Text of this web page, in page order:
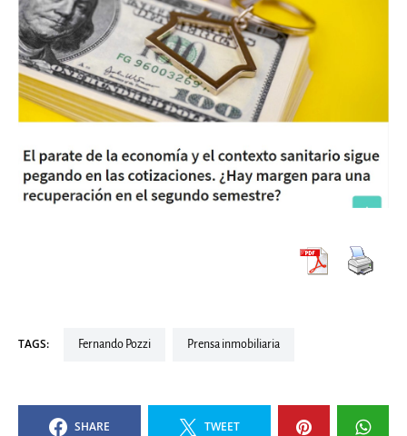
TAGS: Fernando Pozzi Prensa inmobiliaria
SHARE TWEET